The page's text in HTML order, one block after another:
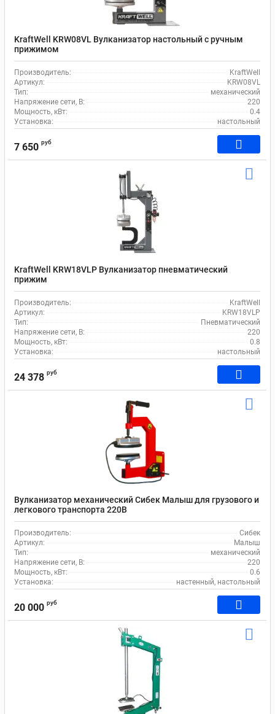
KraftWell KRW08VL Вулканизатор настольный с ручным
прижимом
Производитель:
KraftWell
Артикул:
KRW08VL
Тип:
механический
Напряжение сети, В:
220
Мощность, кВт:
0.4
Установка:
настольный
7 650 руб
KraftWell KRW18VLP Вулканизатор пневматический
прижим
Производитель:
KraftWell
Артикул:
KRW18VLP
Тип:
Пневматический
Напряжение сети, В:
220
Мощность, кВт:
0.8
Установка:
настольный
24 378 руб
Вулканизатор механический Сибек Малыш для грузового и
легкового транспорта 220В
Производитель:
Сибек
Артикул:
Малыш
Тип:
механический
Напряжение сети, В:
220
Мощность, кВт:
0.6
Установка:
настенный, настольный
20 000 руб